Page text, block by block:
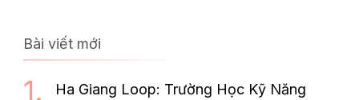
Bài viết mới
Ha Giang Loop: Trường Học Kỹ Năng